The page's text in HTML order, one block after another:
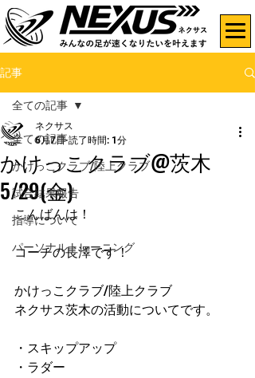
記事
全ての記事
かけっこクラブ/陸上クラブ
試合結果報告
指導について
パーソナルトレーニング
全ての記事
かけっこクラブ@茨木
5/29(金)
ネクサス
6月7日 読了時間: 1分
こんばんは！
コーチの長澤です！
かけっこクラブ/陸上クラブ
ネクサス茨木の活動についてです。
・スキップアップ
・ラダー